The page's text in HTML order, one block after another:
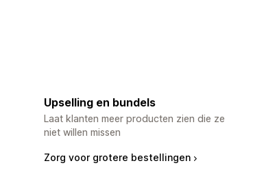
Upselling en bundels
Laat klanten meer producten zien die ze
niet willen missen
Zorg voor grotere bestellingen